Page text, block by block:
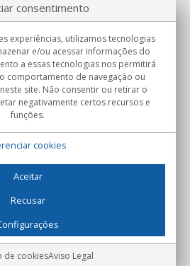
6, 08130 Santa Perpètua de Mogoda
- Espanha
direitos reservados
consentimento
experiências, utilizamos tecnologias
e/ou acessar informações do
a essas tecnologias nos permitirá
comportamento de navegação ou
site. Não consentir ou retirar o
negativamente certos recursos e
funções.
cookies
Aceitar
Recusar
de cookiesAviso Legal